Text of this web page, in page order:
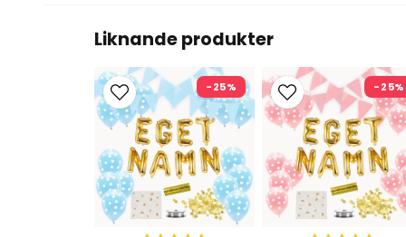
Liknande produkter
-25% -25%